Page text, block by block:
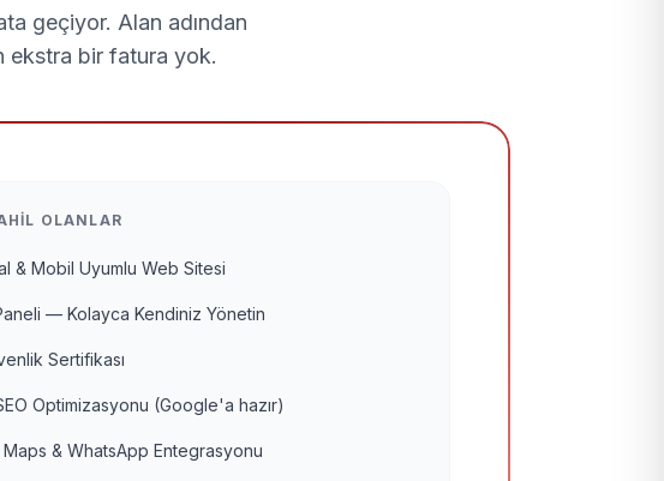
geçiyor. Alan adından
ekstra bir fatura yok.
OLANLAR
& Mobil Uyumlu Web Sitesi
— Kolayca Kendiniz Yönetin
Sertifikası
Optimizasyonu (Google'a hazır)
& WhatsApp Entegrasyonu